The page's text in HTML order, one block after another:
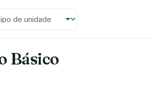
Básico